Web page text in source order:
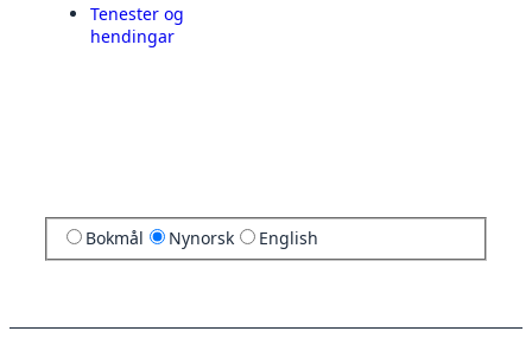
Tenester og
hendingar
Bokmål Nynorsk English